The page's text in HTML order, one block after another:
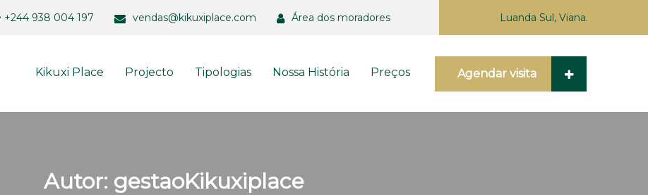
+244 938 004 197 vendas@kikuxiplace.com Área dos moradores Luanda Sul, Viana.
Kikuxi Place Projecto Tipologias Nossa História Preços Agendar visita
Autor: gestaoKikuxiplace